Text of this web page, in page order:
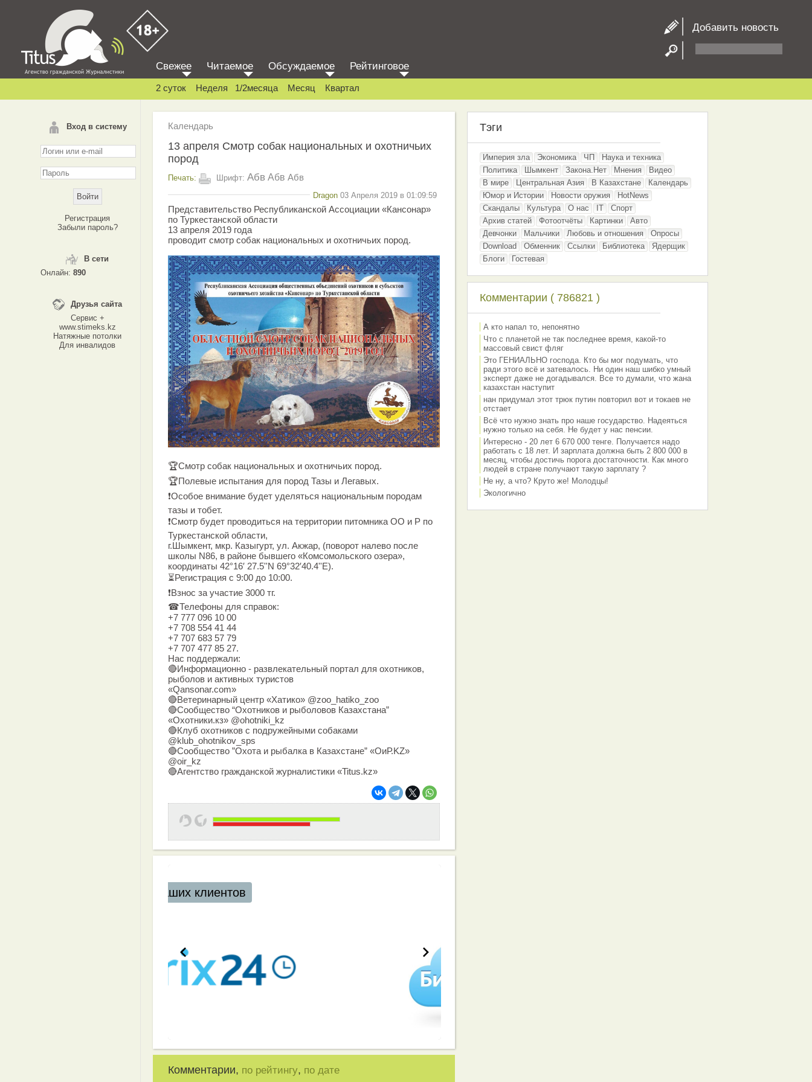
Добавить новость
Вход в систему
Регистрация
Забыли пароль?
В сети
Онлайн: 890
Друзья сайта
Сервис +
www.stimeks.kz
Натяжные потолки
Для инвалидов
Свежее Читаемое Обсуждаемое Рейтинговое
2 суток Неделя 1/2месяца Месяц Квартал
Календарь
13 апреля Смотр собак национальных и охотничьих
пород
Печать: Шрифт: Абв Абв Абв
Dragon 03 Апреля 2019 в 01:09:59
Представительство Республиканской Ассоциации «Кансонар»
по Туркестанской области
13 апреля 2019 года
проводит смотр собак национальных и охотничьих пород.
🏆Смотр собак национальных и охотничьих пород.
🏆Полевые испытания для пород Тазы и Легавых.
❗Особое внимание будет уделяться национальным породам
тазы и тобет.
❗Смотр будет проводиться на территории питомника ОО и Р по
Туркестанской области,
г.Шымкент, мкр. Казыгурт, ул. Акжар, (поворот налево после
школы N86, в районе бывшего «Комсомольского озера»,
координаты 42°16′ 27.5''N 69°32′40.4''E).
⏳Регистрация с 9:00 до 10:00.
❗Взнос за участие 3000 тг.
☎Телефоны для справок:
+7 777 096 10 00
+7 708 554 41 44
+7 707 683 57 79
+7 707 477 85 27.
Нас поддержали:
🔴Информационно - развлекательный портал для охотников,
рыболов и активных туристов
«Qansonar.com»
🔴Ветеринарный центр «Хатико» @zoo_hatiko_zoo
🔴Сообщество “Охотников и рыболовов Казахстана”
«Охотники.кз» @ohotniki_kz
🔴Клуб охотников с подружейными собаками
@klub_ohotnikov_sps
🔴Сообщество ”Охота и рыбалка в Казахстане” «ОиР.KZ»
@oir_kz
🔴Агентство гражданской журналистики «Titus.kz»
Эффективная работа вашей команды
Комментарии, по рейтингу, по дате
Тэги
Империя зла Экономика ЧП
Наука и техника
Политика
Шымкент Закона.Нет Мнения
Видео
В мире
Центральная Азия В Казахстане
Календарь
Юмор и Истории
Новости оружия
HotNews
Скандалы
Культура О нас IT
Спорт
Архив статей
Фотоотчёты Картинки
Авто
Девчонки
Мальчики Любовь и отношения
Опросы
Download
Обменник Ссылки Библиотека
Ядерщик
Блоги
Гостевая
Комментарии ( 786821 )
А кто напал то, непонятно
Что с планетой не так последнее время, какой-то
массовый свист фляг
Это ГЕНИАЛЬНО господа. Кто бы мог подумать, что
ради этого всё и затевалось. Ни один наш шибко умный
эксперт даже не догадывался. Все то думали, что жана
казахстан наступит
нан придумал этот трюк путин повторил вот и токаев не
отстает
Всё что нужно знать про наше государство. Надеяться
нужно только на себя. Не будет у нас пенсии.
Интересно - 20 лет 6 670 000 тенге. Получается надо
работать с 18 лет. И зарплата должна быть 2 800 000 в
месяц, чтобы достичь порога достаточности. Как много
людей в стране получают такую зарплату ?
Не ну, а что? Круто же! Молодцы!
Экологично